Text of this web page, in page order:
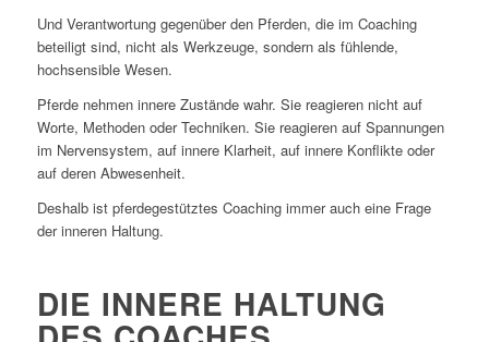
Und Verantwortung gegenüber den Pferden, die im Coaching
beteiligt sind, nicht als Werkzeuge, sondern als fühlende,
hochsensible Wesen.
Pferde nehmen innere Zustände wahr. Sie reagieren nicht auf
Worte, Methoden oder Techniken. Sie reagieren auf Spannungen
im Nervensystem, auf innere Klarheit, auf innere Konflikte oder
auf deren Abwesenheit.
Deshalb ist pferdegestütztes Coaching immer auch eine Frage
der inneren Haltung.
DIE INNERE HALTUNG